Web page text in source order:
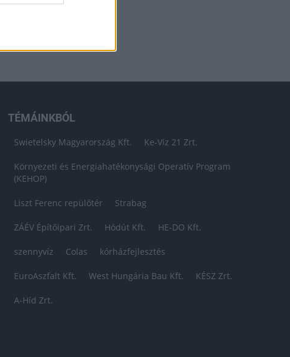
TÉMÁINKBÓL
Swietelsky Magyarország Kft. Ke-Víz 21 Zrt.
Környezeti és Energiahatékonysági Operatív Program
(KEHOP)
Liszt Ferenc repülőtér Strabag
ZÁÉV Építőipari Zrt. Hódút Kft. HE-DO Kft.
szennyvíz Colas kórházfejlesztés
EuroAszfalt Kft. West Hungária Bau Kft. KÉSZ Zrt.
A-Híd Zrt.